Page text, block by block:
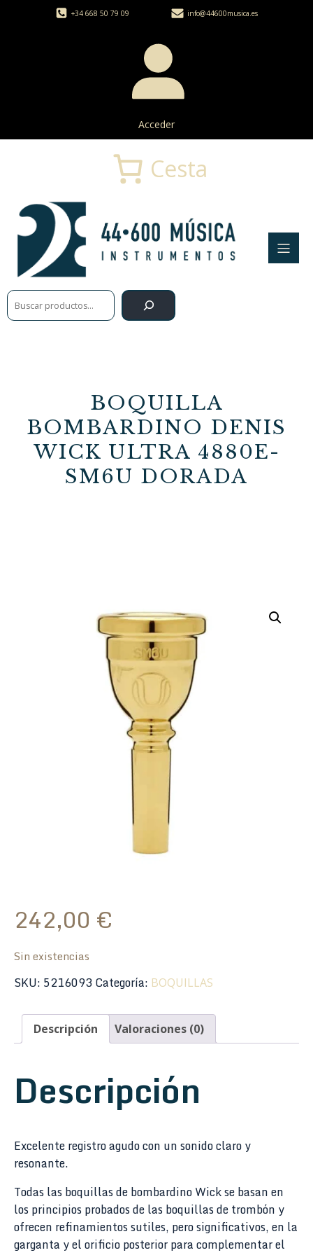
+34 668 50 79 09 info@44600musica.es
Acceder
Buscar
Cesta
BOQUILLA
BOMBARDINO DENIS
WICK ULTRA 4880E-
SM6U DORADA
242,00 €
Sin existencias
SKU: 5216093Categoría: BOQUILLAS
Descripción Valoraciones (0)
Descripción
Excelente registro agudo con un sonido claro y
resonante.
Todas las boquillas de bombardino Wick se basan en
los principios probados de las boquillas de trombón y
ofrecen refinamientos sutiles, pero significativos, en la
garganta y el orificio posterior para complementar el